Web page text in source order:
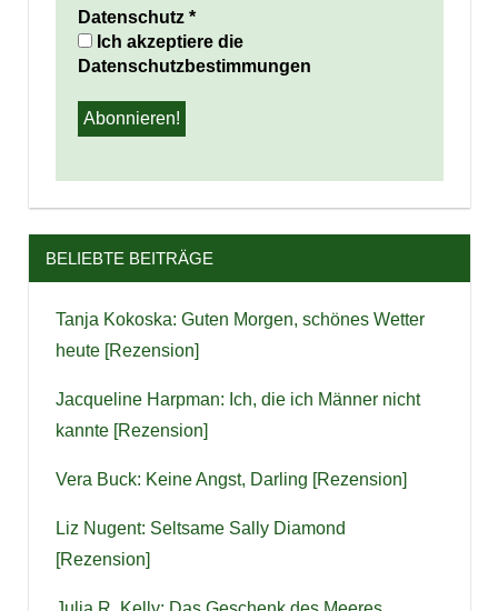
Datenschutz *
Ich akzeptiere die
Datenschutzbestimmungen
BELIEBTE BEITRÄGE
Tanja Kokoska: Guten Morgen, schönes Wetter
heute [Rezension]
Jacqueline Harpman: Ich, die ich Männer nicht
kannte [Rezension]
Vera Buck: Keine Angst, Darling [Rezension]
Liz Nugent: Seltsame Sally Diamond
[Rezension]